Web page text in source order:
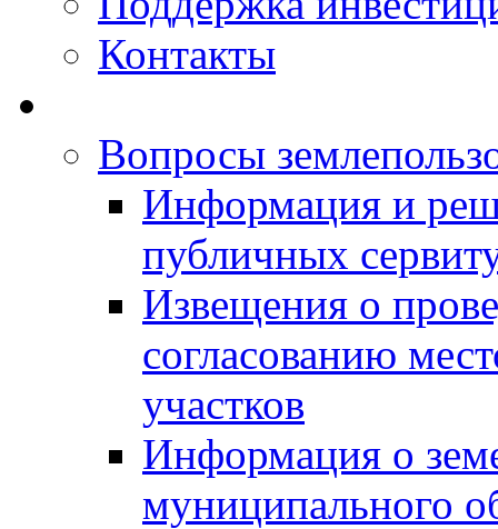
Контакты
Вопросы
Информация и
публичных
Извещения о
согласованию
участков
Информация о
муниципального